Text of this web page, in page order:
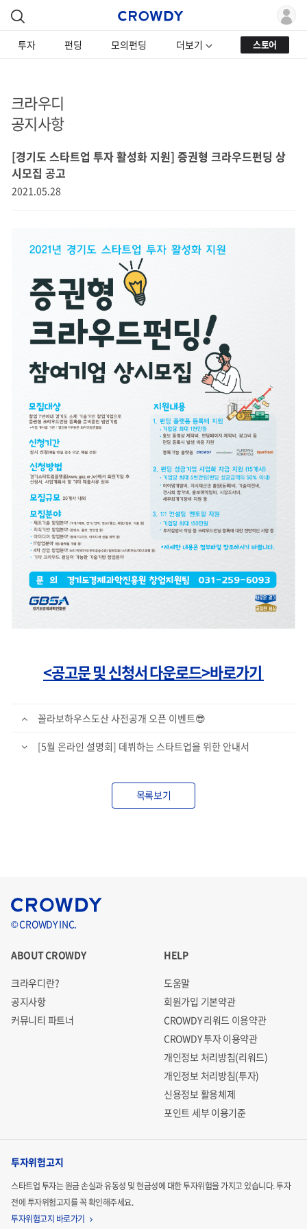
투자 펀딩 모의펀딩 더보기 스토어
크라우디
공지사항
[경기도 스타트업 투자 활성화 지원] 증권형 크라우드펀딩 상
시모집 공고
2021.05.28
<공고문 및 신청서 다운로드>바로가기
꼴라보하우스도산 사전공개 오픈 이벤트😎
[5월 온라인 설명회] 데뷔하는 스타트업을 위한 안내서
목록보기
© CROWDY INC.
ABOUT CROWDY
크라우디란?
공지사항
커뮤니티 파트너
HELP
도움말
회원가입 기본약관
CROWDY 리워드 이용약관
CROWDY 투자 이용약관
개인정보 처리방침(리워드)
개인정보 처리방침(투자)
신용정보 활용체제
포인트 세부 이용기준
투자위험고지
스타트업 투자는 원금 손실과 유동성 및 현금성에 대한 투자위험을 가지고 있습니다.투자
전에 투자위험고지를 꼭 확인해주세요.
투자위험고지 바로가기